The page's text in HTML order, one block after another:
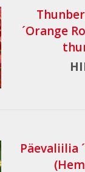
´Orange
Päevaliilia